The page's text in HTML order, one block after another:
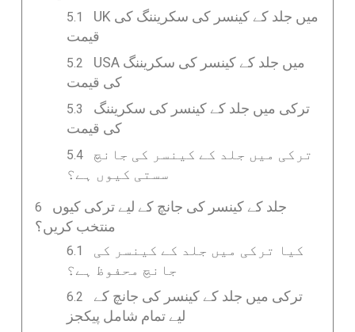
UK میں جلد کے کینسر کی سکریننگ کی
قیمت
USA میں جلد کے کینسر کی سکریننگ
کی قیمت
ترکی میں جلد کے کینسر کی سکریننگ
کی قیمت
ترکی میں جلد کے کینسر کی جانچ
سستی کیوں ہے؟
جلد کے کینسر کی جانچ کے لیے ترکی کیوں
منتخب کریں؟
کیا ترکی میں جلد کے کینسر کی
جانچ محفوظ ہے؟
ترکی میں جلد کے کینسر کی جانچ کے
لیے تمام شامل پیکجز